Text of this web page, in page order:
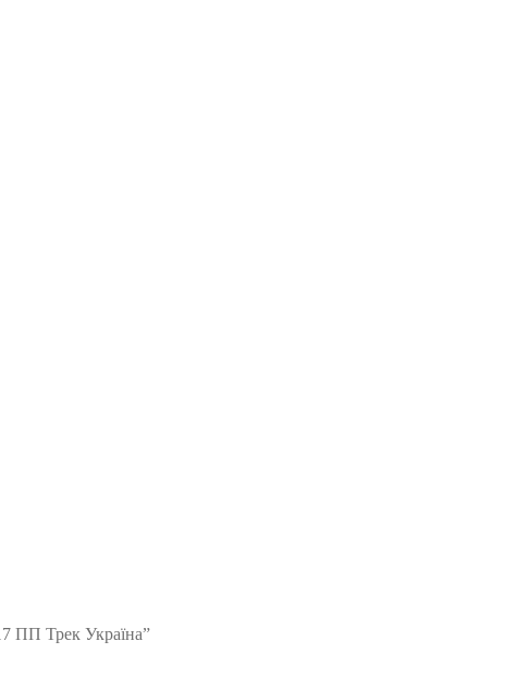
ПП Трек Україна”